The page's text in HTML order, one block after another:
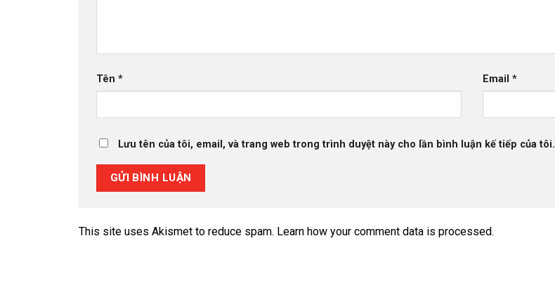
Tên * Email *
Lưu tên của tôi, email, và trang web trong trình duyệt này cho lần bình luận kế tiếp của tôi.
This site uses Akismet to reduce spam. Learn how your comment data is processed.